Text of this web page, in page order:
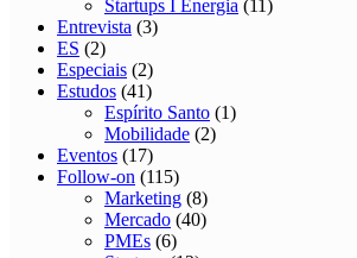
Startups I Energia (11)
Entrevista (3)
ES (2)
Especiais (2)
Estudos (41)
Espírito Santo (1)
Mobilidade (2)
Eventos (17)
Follow-on (115)
Marketing (8)
Mercado (40)
PMEs (6)